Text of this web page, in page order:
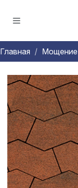
Главная Мощение